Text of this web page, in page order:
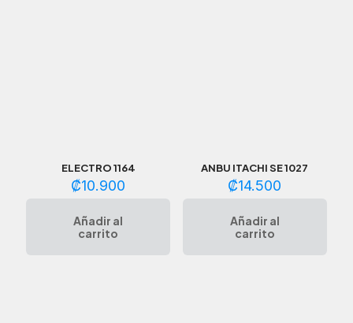
ELECTRO 1164
₡10.900
Añadir al
carrito
ANBU ITACHI SE 1027
₡14.500
Añadir al
carrito